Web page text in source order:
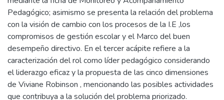
Pedagógico; asimismo se presenta la relación del problema
con la visión de cambio con los procesos de la I.E ,los
compromisos de gestión escolar y el Marco del buen
desempeño directivo. En el tercer acápite refiere a la
caracterización del rol como líder pedagógico considerando
el liderazgo eficaz y la propuesta de las cinco dimensiones
de Viviane Robinson , mencionando las posibles actividades
que contribuya a la solución del problema priorizado.